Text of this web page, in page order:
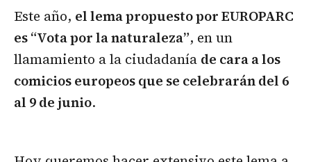
Este año, el lema propuesto por EUROPARC
es “Vota por la naturaleza”, en un
llamamiento a la ciudadanía de cara a los
comicios europeos que se celebrarán del 6
al 9 de junio.